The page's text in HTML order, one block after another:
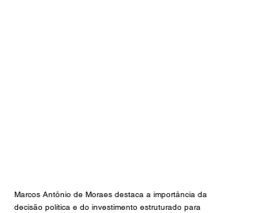
Marcos Antônio de Moraes destaca a importância da
decisão política e do investimento estruturado para